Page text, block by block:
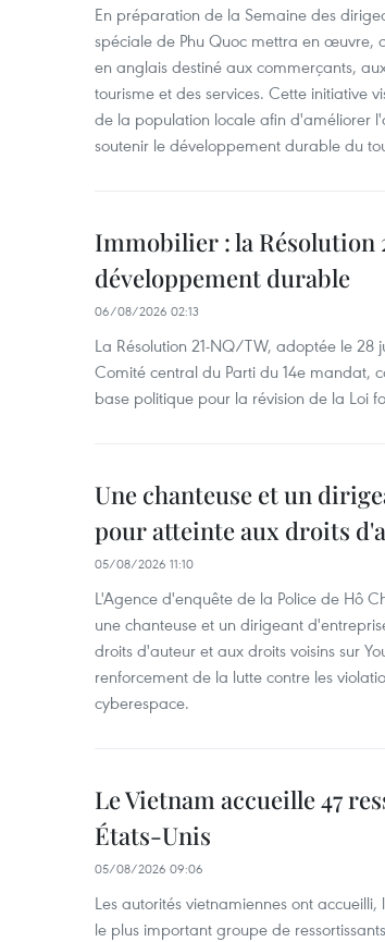
En préparation de la Semaine des
spéciale de Phu Quoc mettra en œuvre,
en anglais destiné aux commerçants,
tourisme et des services. Cette initiative
de la population locale afin d'améliorer
soutenir le développement durable du
Immobilier : la Résolution
développement durable
06/08/2026 02:13
La Résolution 21-NQ/TW, adoptée le 28
Comité central du Parti du 14e mandat,
base politique pour la révision de la Loi
Une chanteuse et un
pour atteinte aux droits
05/08/2026 11:10
L'Agence d'enquête de la Police de Hô
une chanteuse et un dirigeant
droits d'auteur et aux droits voisins sur
renforcement de la lutte contre les
cyberespace.
Le Vietnam accueille 47
États-Unis
05/08/2026 09:06
Les autorités vietnamiennes ont accueilli,
le plus important groupe de